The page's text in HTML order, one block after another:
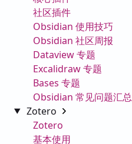
社区插件
Obsidian 使用技巧
Obsidian 社区周报
Dataview 专题
Excalidraw 专题
Bases 专题
Obsidian 常见问题汇总
Zotero
Zotero
基本使用